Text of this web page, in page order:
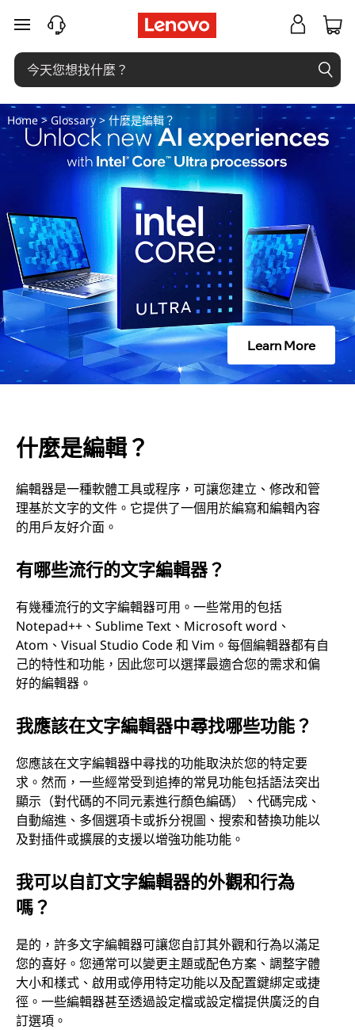
什
麼
是
編
輯
跳至主要內容
Home> Glossary> 什麼是編輯？
Learn More
什麼是編輯？
編輯器是一種軟體工具或程序，可讓您建立、修改和管
理基於文字的文件。它提供了一個用於編寫和編輯內容
的用戶友好介面。
有哪些流行的文字編輯器？
有幾種流行的文字編輯器可用。一些常用的包括
Notepad++、Sublime Text、Microsoft word、
Atom、Visual Studio Code 和 Vim。每個編輯器都有自
己的特性和功能，因此您可以選擇最適合您的需求和偏
好的編輯器。
我應該在文字編輯器中尋找哪些功能？
您應該在文字編輯器中尋找的功能取決於您的特定要
求。然而，一些經常受到追捧的常見功能包括語法突出
顯示（對代碼的不同元素進行顏色編碼）、代碼完成、
自動縮進、多個選項卡或拆分視圖、搜索和替換功能以
及對插件或擴展的支援以增強功能功能。
我可以自訂文字編輯器的外觀和行為
嗎？
是的，許多文字編輯器可讓您自訂其外觀和行為以滿足
您的喜好。您通常可以變更主題或配色方案、調整字體
大小和樣式、啟用或停用特定功能以及配置鍵綁定或捷
徑。一些編輯器甚至透過設定檔或設定檔提供廣泛的自
訂選項。